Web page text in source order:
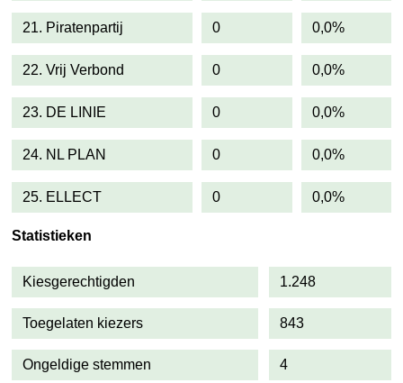
21. Piratenpartij 0 0,0%
22. Vrij Verbond 0 0,0%
23. DE LINIE 0 0,0%
24. NL PLAN 0 0,0%
25. ELLECT 0 0,0%
Statistieken
Kiesgerechtigden 1.248
Toegelaten kiezers 843
Ongeldige stemmen 4